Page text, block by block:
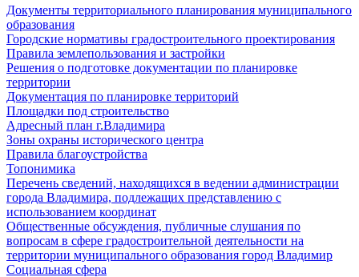
Документы территориального планирования муниципального
образования
Городские нормативы градостроительного проектирования
Правила землепользования и застройки
Решения о подготовке документации по планировке
территории
Документация по планировке территорий
Площадки под строительство
Адресный план г.Владимира
Зоны охраны исторического центра
Правила благоустройства
Топонимика
Перечень сведений, находящихся в ведении администрации
города Владимира, подлежащих представлению с
использованием координат
Общественные обсуждения, публичные слушания по
вопросам в сфере градостроительной деятельности на
территории муниципального образования город Владимир
Социальная сфера